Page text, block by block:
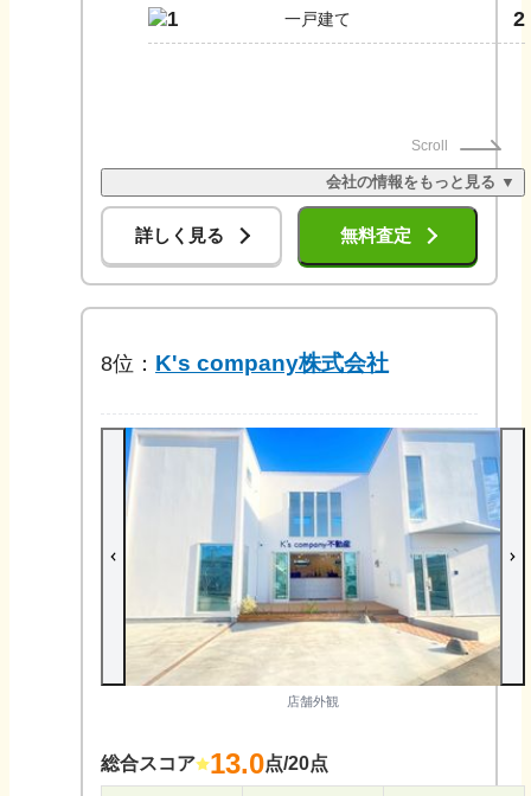
1 一戸建て 2
Scroll
会社の情報をもっと見る ▼
詳しく見る 無料査定
8位： K's company株式会社
店舗外観
総合スコア 13.0点/20点